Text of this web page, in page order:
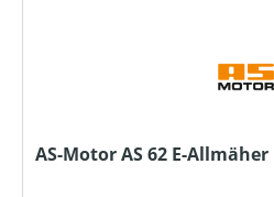
AS-Motor AS 62 E-Allmäher